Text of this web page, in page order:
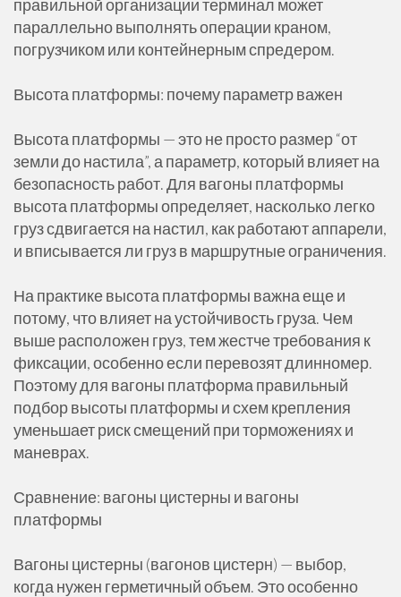
правильной организации терминал может
параллельно выполнять операции краном,
погрузчиком или контейнерным спредером.
Высота платформы: почему параметр важен
Высота платформы — это не просто размер “от
земли до настила”, а параметр, который влияет на
безопасность работ. Для вагоны платформы
высота платформы определяет, насколько легко
груз сдвигается на настил, как работают аппарели,
и вписывается ли груз в маршрутные ограничения.
На практике высота платформы важна еще и
потому, что влияет на устойчивость груза. Чем
выше расположен груз, тем жестче требования к
фиксации, особенно если перевозят длинномер.
Поэтому для вагоны платформа правильный
подбор высоты платформы и схем крепления
уменьшает риск смещений при торможениях и
маневрах.
Сравнение: вагоны цистерны и вагоны
платформы
Вагоны цистерны (вагонов цистерн) — выбор,
когда нужен герметичный объем. Это особенно